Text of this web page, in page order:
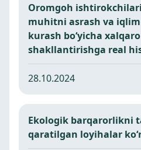
Oromgoh
muhitni asrash va iqlim
kurash bo‘yicha
shakllantirishga real
28.10.2024
Ekologik barqarorlikni
qaratilgan loyihalar